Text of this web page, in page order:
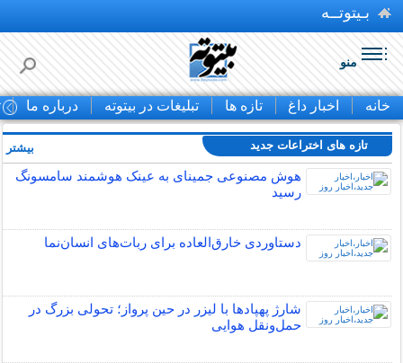
بـیتوتــه
منو
خانه اخبار داغ تازه ها تبلیغات در بیتوته درباره ما
تازه های اختراعات جدید
هوش مصنوعی جمینای به عینک هوشمند سامسونگ
رسید
دستاوردی خارق‌العاده برای ربات‌های انسان‌نما
شارژ پهپادها با لیزر در حین پرواز؛ تحولی بزرگ در
حمل‌ونقل هوایی
بیشتر